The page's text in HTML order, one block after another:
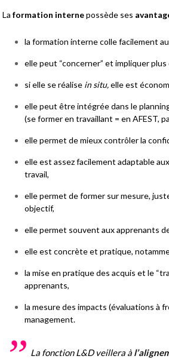
La formation internepossède ses
la formation interne colle facilement
elle peut “concerner” et impliquer
si elle se réalise in situ,elle est
elle peut être intégrée dans le
(se former en travaillant = en AFEST,
elle permet de mieux contrôler la
elle est assez facilement adaptable
travail,
elle permet de former sur mesure,
objectif,
elle permet souvent aux apprenants
elle est concrète et pratique,
la mise en pratique des acquis et le
apprenants,
la mesure des impacts (évaluations à
management.
La fonction L&Dveillera à